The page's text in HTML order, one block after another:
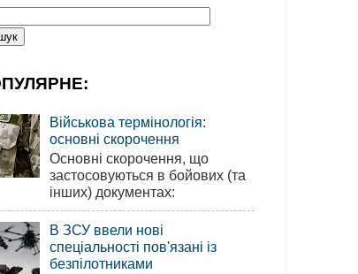
Військова термінологія:
основні скорочення
Основні скорочення, що
застосовуються в бойових (та
інших) документах:
В ЗСУ ввели нові
спеціальності пов'язані із
безпілотниками